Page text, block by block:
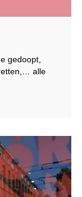
gedoopt,
alle